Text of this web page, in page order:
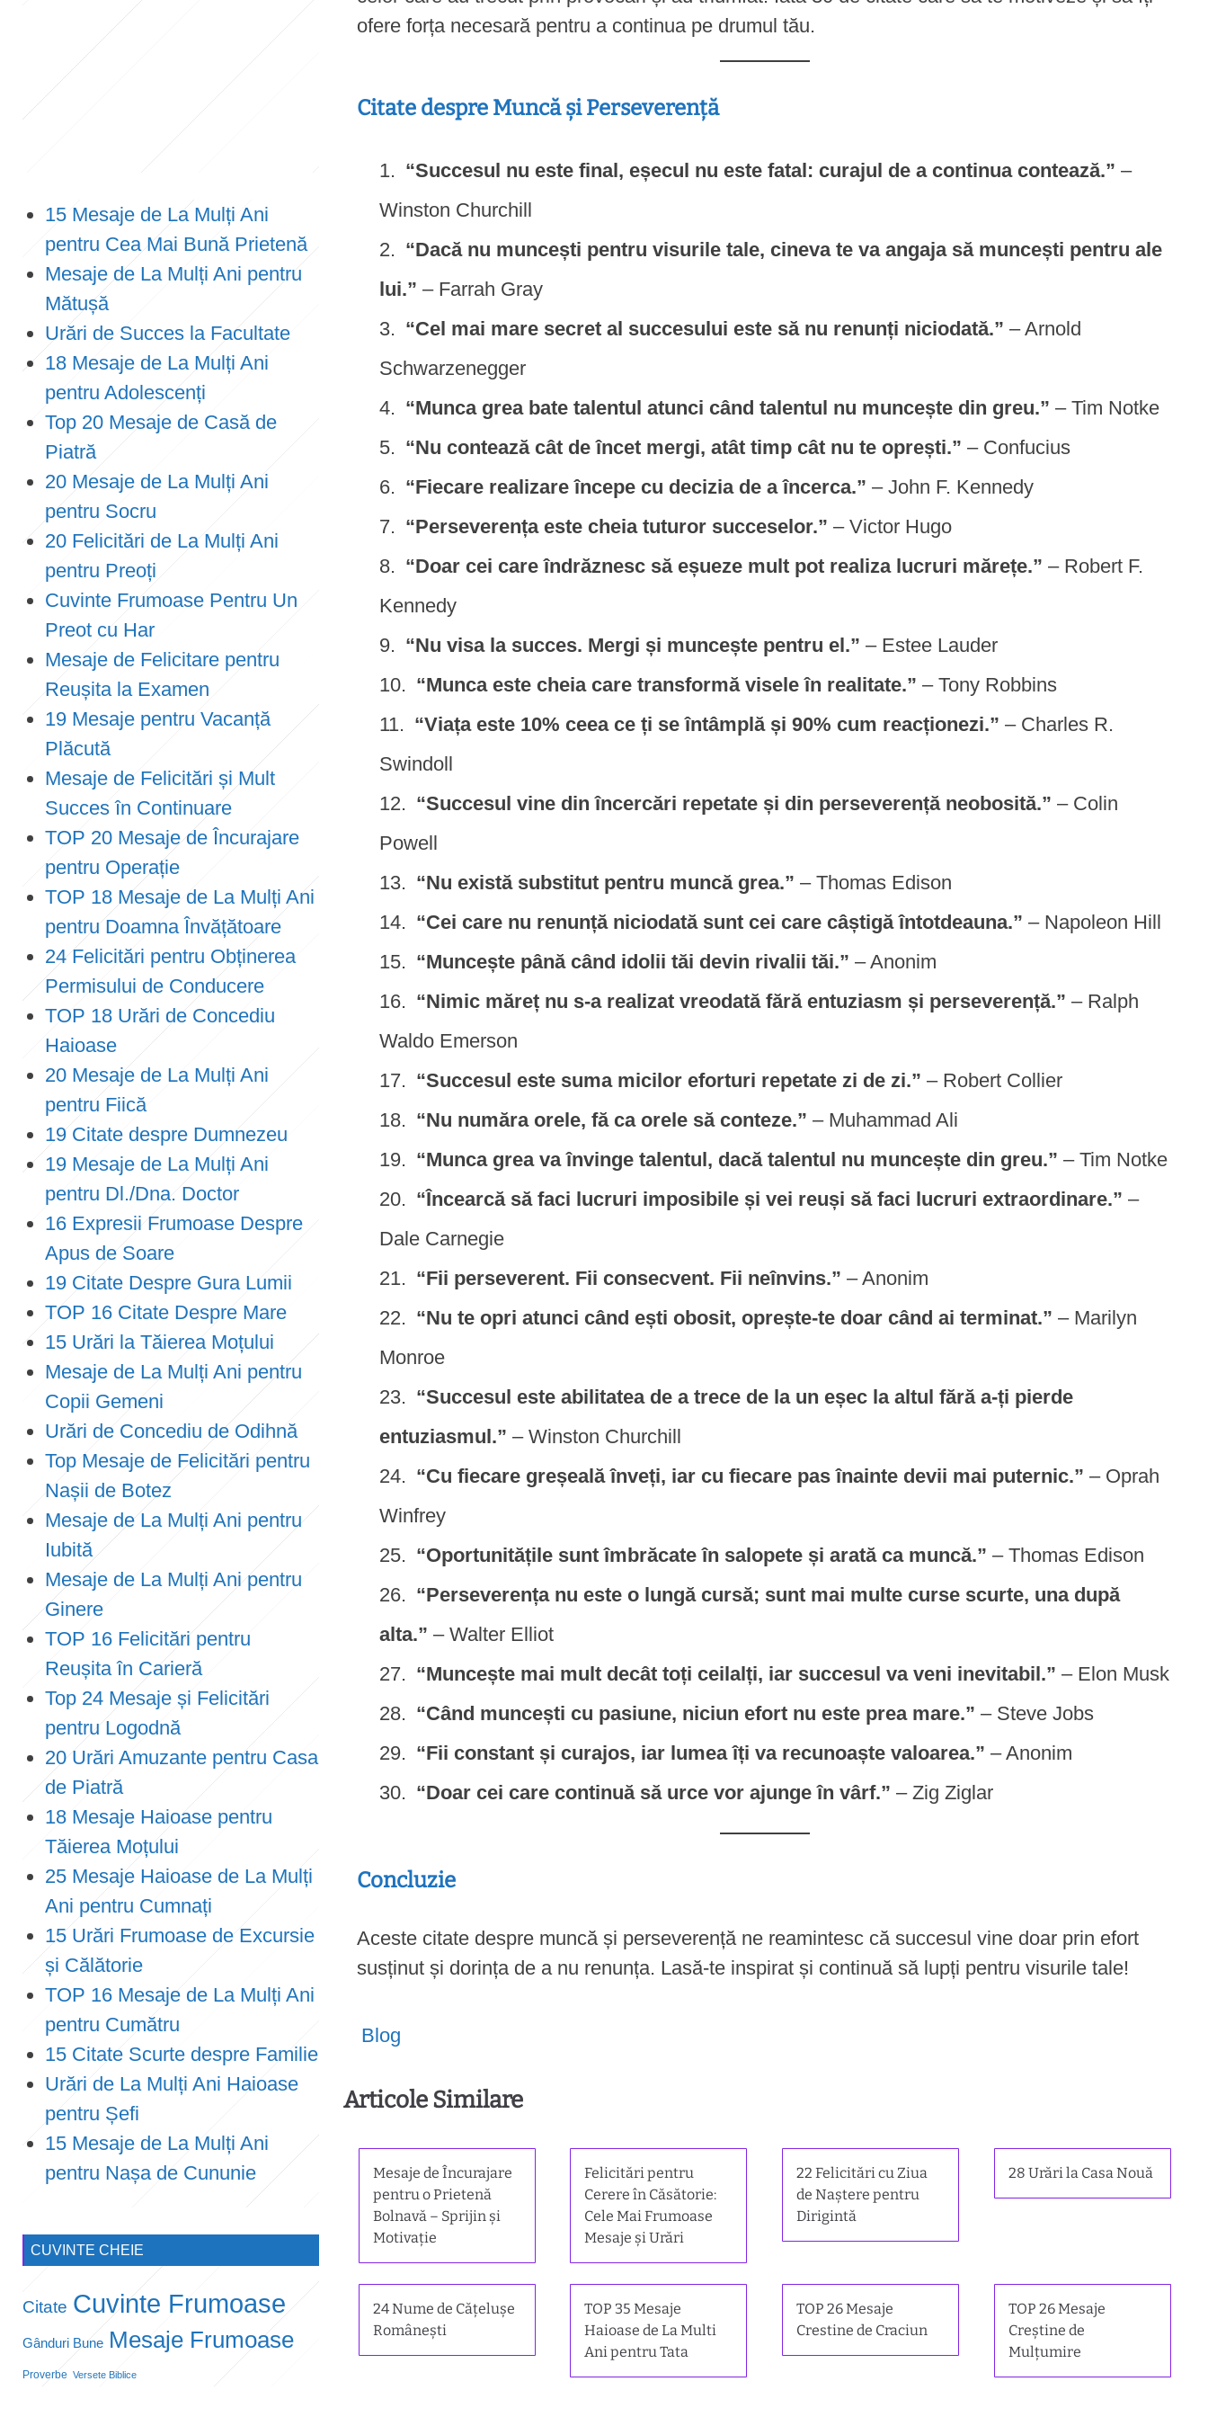
ofere forța necesară pentru a continua pe drumul tău.
Citate despre Muncă și Perseverență
“Succesul nu este final, eșecul nu este fatal: curajul de a continua contează.” –
Winston Churchill
“Dacă nu muncești pentru visurile tale, cineva te va angaja să muncești pentru ale
lui.” – Farrah Gray
“Cel mai mare secret al succesului este să nu renunți niciodată.” – Arnold
Schwarzenegger
“Munca grea bate talentul atunci când talentul nu muncește din greu.” – Tim Notke
“Nu contează cât de încet mergi, atât timp cât nu te oprești.” – Confucius
“Fiecare realizare începe cu decizia de a încerca.” – John F. Kennedy
“Perseverența este cheia tuturor succeselor.” – Victor Hugo
“Doar cei care îndrăznesc să eșueze mult pot realiza lucruri mărețe.” – Robert F.
Kennedy
“Nu visa la succes. Mergi și muncește pentru el.” – Estee Lauder
“Munca este cheia care transformă visele în realitate.” – Tony Robbins
“Viața este 10% ceea ce ți se întâmplă și 90% cum reacționezi.” – Charles R.
Swindoll
“Succesul vine din încercări repetate și din perseverență neobosită.” – Colin
Powell
“Nu există substitut pentru muncă grea.” – Thomas Edison
“Cei care nu renunță niciodată sunt cei care câștigă întotdeauna.” – Napoleon Hill
“Muncește până când idolii tăi devin rivalii tăi.” – Anonim
“Nimic măreț nu s-a realizat vreodată fără entuziasm și perseverență.” – Ralph
Waldo Emerson
“Succesul este suma micilor eforturi repetate zi de zi.” – Robert Collier
“Nu număra orele, fă ca orele să conteze.” – Muhammad Ali
“Munca grea va învinge talentul, dacă talentul nu muncește din greu.” – Tim Notke
“Încearcă să faci lucruri imposibile și vei reuși să faci lucruri extraordinare.” –
Dale Carnegie
“Fii perseverent. Fii consecvent. Fii neînvins.” – Anonim
“Nu te opri atunci când ești obosit, oprește-te doar când ai terminat.” – Marilyn
Monroe
“Succesul este abilitatea de a trece de la un eșec la altul fără a-ți pierde
entuziasmul.” – Winston Churchill
“Cu fiecare greșeală înveți, iar cu fiecare pas înainte devii mai puternic.” – Oprah
Winfrey
“Oportunitățile sunt îmbrăcate în salopete și arată ca muncă.” – Thomas Edison
“Perseverența nu este o lungă cursă; sunt mai multe curse scurte, una după
alta.” – Walter Elliot
“Muncește mai mult decât toți ceilalți, iar succesul va veni inevitabil.” – Elon Musk
“Când muncești cu pasiune, niciun efort nu este prea mare.” – Steve Jobs
“Fii constant și curajos, iar lumea îți va recunoaște valoarea.” – Anonim
“Doar cei care continuă să urce vor ajunge în vârf.” – Zig Ziglar
Concluzie
Aceste citate despre muncă și perseverență ne reamintesc că succesul vine doar prin efort
susținut și dorința de a nu renunța. Lasă-te inspirat și continuă să lupți pentru visurile tale!
Blog
Articole Similare
Mesaje de Încurajare
pentru o Prietenă
Bolnavă – Sprijin și
Motivație
Felicitări pentru
Cerere în Căsătorie:
Cele Mai Frumoase
Mesaje și Urări
22 Felicitări cu Ziua
de Naștere pentru
Dirigintă
28 Urări la Casa Nouă
24 Nume de Cățelușe
Românești
TOP 35 Mesaje
Haioase de La Multi
Ani pentru Tata
TOP 26 Mesaje
Crestine de Craciun
TOP 26 Mesaje
Creștine de
Mulțumire
15 Mesaje de La Mulți Ani
pentru Cea Mai Bună Prietenă
Mesaje de La Mulți Ani pentru
Mătușă
Urări de Succes la Facultate
18 Mesaje de La Mulți Ani
pentru Adolescenți
Top 20 Mesaje de Casă de
Piatră
20 Mesaje de La Mulți Ani
pentru Socru
20 Felicitări de La Mulți Ani
pentru Preoți
Cuvinte Frumoase Pentru Un
Preot cu Har
Mesaje de Felicitare pentru
Reușita la Examen
19 Mesaje pentru Vacanță
Plăcută
Mesaje de Felicitări și Mult
Succes în Continuare
TOP 20 Mesaje de Încurajare
pentru Operație
TOP 18 Mesaje de La Mulți Ani
pentru Doamna Învățătoare
24 Felicitări pentru Obținerea
Permisului de Conducere
TOP 18 Urări de Concediu
Haioase
20 Mesaje de La Mulți Ani
pentru Fiică
19 Citate despre Dumnezeu
19 Mesaje de La Mulți Ani
pentru Dl./Dna. Doctor
16 Expresii Frumoase Despre
Apus de Soare
19 Citate Despre Gura Lumii
TOP 16 Citate Despre Mare
15 Urări la Tăierea Moțului
Mesaje de La Mulți Ani pentru
Copii Gemeni
Urări de Concediu de Odihnă
Top Mesaje de Felicitări pentru
Nașii de Botez
Mesaje de La Mulți Ani pentru
Iubită
Mesaje de La Mulți Ani pentru
Ginere
TOP 16 Felicitări pentru
Reușita în Carieră
Top 24 Mesaje și Felicitări
pentru Logodnă
20 Urări Amuzante pentru Casa
de Piatră
18 Mesaje Haioase pentru
Tăierea Moțului
25 Mesaje Haioase de La Mulți
Ani pentru Cumnați
15 Urări Frumoase de Excursie
și Călătorie
TOP 16 Mesaje de La Mulți Ani
pentru Cumătru
15 Citate Scurte despre Familie
Urări de La Mulți Ani Haioase
pentru Șefi
15 Mesaje de La Mulți Ani
pentru Nașa de Cununie
CUVINTE CHEIE
Citate Cuvinte Frumoase
Gânduri Bune Mesaje Frumoase
Proverbe Versete Biblice